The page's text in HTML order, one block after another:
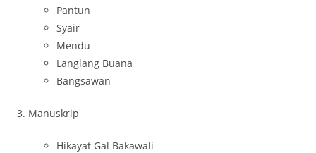
Pantun
Syair
Mendu
Langlang Buana
Bangsawan
Manuskrip
Hikayat Gal Bakawali